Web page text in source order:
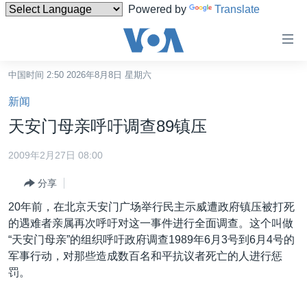
Powered by Translate
碍
链
接
跳
转
容
转
到
导
中国
港澳
国际
最新国际新闻
印太
分类新闻
经济·金融·贸易
美中关系
中国时间 2:50 2026年8月8日 星期六
新闻
天安门母亲呼吁调查89镇压
2009年2月27日 08:00
分享
20年前，在北京天安门广场举行民主示威遭政府镇压被打死
的遇难者亲属再次呼吁对这一事件进行全面调查。这个叫做
“天安门母亲”的组织呼吁政府调查1989年6月3号到6月4号的
军事行动，对那些造成数百名和平抗议者死亡的人进行惩
罚。